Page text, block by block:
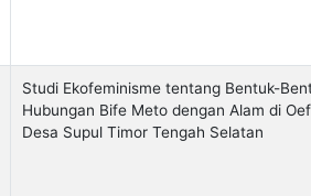
Studi Ekofeminisme tentang Bentuk-
Hubungan Bife Meto dengan Alam di
Desa Supul Timor Tengah Selatan